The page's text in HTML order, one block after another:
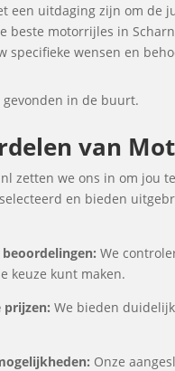
een uitdaging zijn om de
beste motorrijles in
specifieke wensen en
gevonden in de buurt.
van
zetten we ons in om jou
en bieden
We
keuze kunt maken.
prijzen: We bieden
Onze